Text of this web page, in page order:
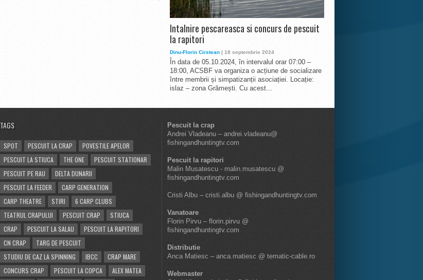
Intalnire pescareasca si concurs de pescuit
la rapitori
Dinu-Florin Cirstean | 18 septembrie 2024
În data de 05.10.2024, în intervalul orar 07:00 –
18:00, ACSBF va organiza o acțiune de socializare
între membrii și simpatizanții asociației. Locație:
islaz – zona Grămești. Cu acest...
TAGS
SPOT PESCUIT LA CRAP
POVESTILE APELOR
PESCUIT LA STIUCA
THE ONE
PESCUIT STATIONAR
PESCUIT PE RAU
DELTA DUNARII
PESCUIT LA FEEDER
CARP GENERATION
CARP THEATRE
STIRI
6 CARP CLUBS
TEATRUL CRAPULUI
PESCUIT CRAP
STIUCA
CRAP
PESCUIT LA SALAU
PESCUIT LA RAPITORI
CN CRAP
TARG DE PESCUIT
STUDIU DE CAZ LA SPINNING
IBCC
CRAP MARE
CONCURS CRAP
PESCUIT LA COPCA
ALEX MATEA
Pescuit la crap
Andrei Vladeanu – andrei.vladeanu@
fishingandhuntingtv.com
Pescuit la rapitori
Malin Musatescu - malin.musatescu @
fishingandhuntingtv.com
Cristi Albu – cristi.albu @ fishingandhuntingtv.com
Vanatoare
Florin Pirvu – florin.pirvu @
fishingandhuntingtv.com
Distributie
Anca Matiesc – anca.matiesc @ tematic-cable.ro
Webmaster